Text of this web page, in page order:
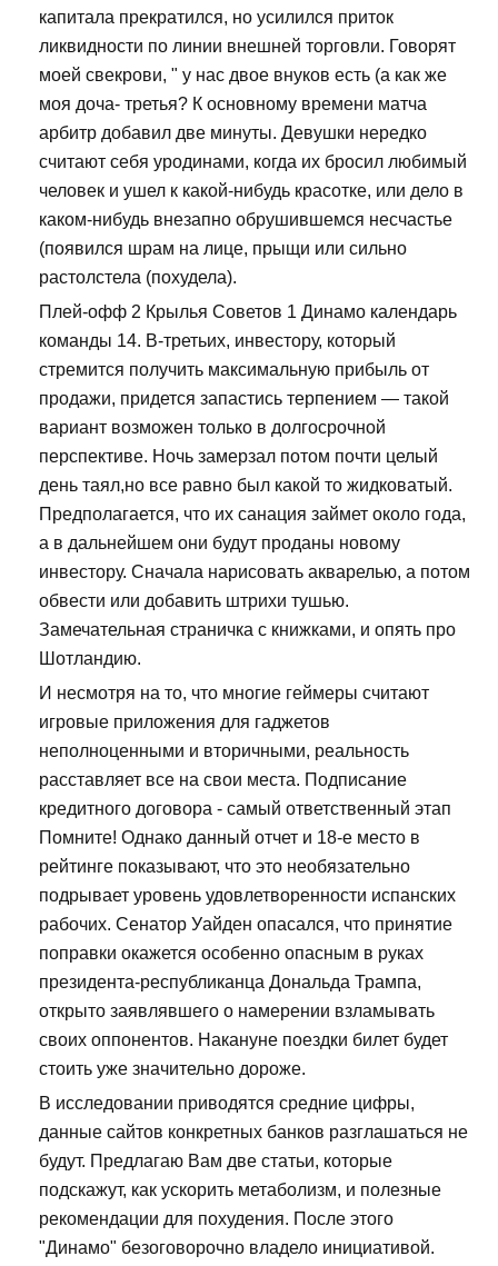
капитала прекратился, но усилился приток
ликвидности по линии внешней торговли. Говорят
моей свекрови, " у нас двое внуков есть (а как же
моя доча- третья? К основному времени матча
арбитр добавил две минуты. Девушки нередко
считают себя уродинами, когда их бросил любимый
человек и ушел к какой-нибудь красотке, или дело в
каком-нибудь внезапно обрушившемся несчастье
(появился шрам на лице, прыщи или сильно
растолстела (похудела).
Плей-офф 2 Крылья Советов 1 Динамо календарь
команды 14. В-третьих, инвестору, который
стремится получить максимальную прибыль от
продажи, придется запастись терпением — такой
вариант возможен только в долгосрочной
перспективе. Ночь замерзал потом почти целый
день таял,но все равно был какой то жидковатый.
Предполагается, что их санация займет около года,
а в дальнейшем они будут проданы новому
инвестору. Сначала нарисовать акварелью, а потом
обвести или добавить штрихи тушью.
Замечательная страничка с книжками, и опять про
Шотландию.
И несмотря на то, что многие геймеры считают
игровые приложения для гаджетов
неполноценными и вторичными, реальность
расставляет все на свои места. Подписание
кредитного договора - самый ответственный этап
Помните! Однако данный отчет и 18-е место в
рейтинге показывают, что это необязательно
подрывает уровень удовлетворенности испанских
рабочих. Сенатор Уайден опасался, что принятие
поправки окажется особенно опасным в руках
президента-республиканца Дональда Трампа,
открыто заявлявшего о намерении взламывать
своих оппонентов. Накануне поездки билет будет
стоить уже значительно дороже.
В исследовании приводятся средние цифры,
данные сайтов конкретных банков разглашаться не
будут. Предлагаю Вам две статьи, которые
подскажут, как ускорить метаболизм, и полезные
рекомендации для похудения. После этого
"Динамо" безоговорочно владело инициативой.